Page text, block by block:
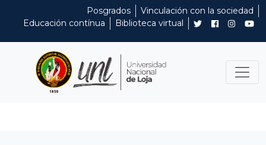
Posgrados
Vinculación con la sociedad
Educación contínua
Biblioteca virtual